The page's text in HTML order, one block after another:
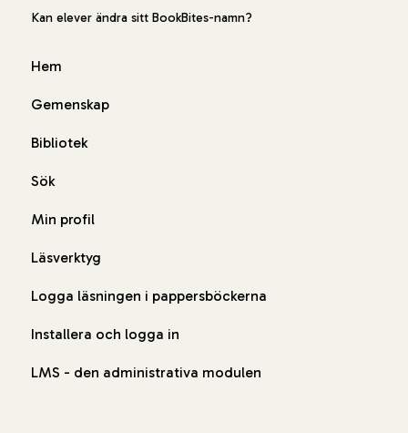
Kan elever ändra sitt BookBites-namn?
Hem
Gemenskap
Bibliotek
Sök
Min profil
Läsverktyg
Logga läsningen i pappersböckerna
Installera och logga in
LMS - den administrativa modulen